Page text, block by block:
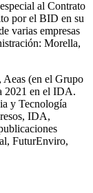
al Contrato
por el BID en su
varias empresas
Morella,
(en el Grupo
2021 en el IDA.
y Tecnología
IDA,
FuturEnviro,